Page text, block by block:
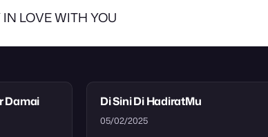
LOVE WITH YOU
Damai Di Sini Di HadiratMu
05/02/2025